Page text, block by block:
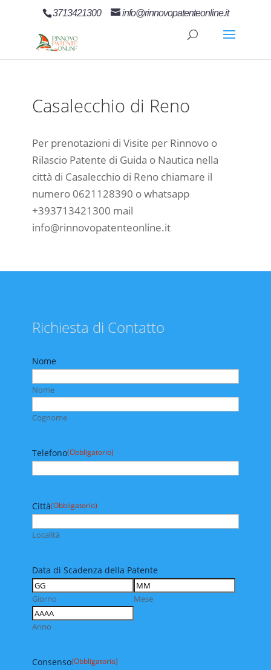
3713421300 info@rinnovopatenteonline.it
Casalecchio di Reno
Per prenotazioni di Visite per Rinnovo o
Rilascio Patente di Guida o Nautica nella
città di Casalecchio di Reno chiamare il
numero 0621128390 o whatsapp
+393713421300 mail
info@rinnovopatenteonline.it
Richiesta di Contatto
Nome
Nome
Cognome
Telefono(Obbligatorio)
Città(Obbligatorio)
Località
Data di Scadenza della Patente
Giorno Mese
Anno
Consenso(Obbligatorio)